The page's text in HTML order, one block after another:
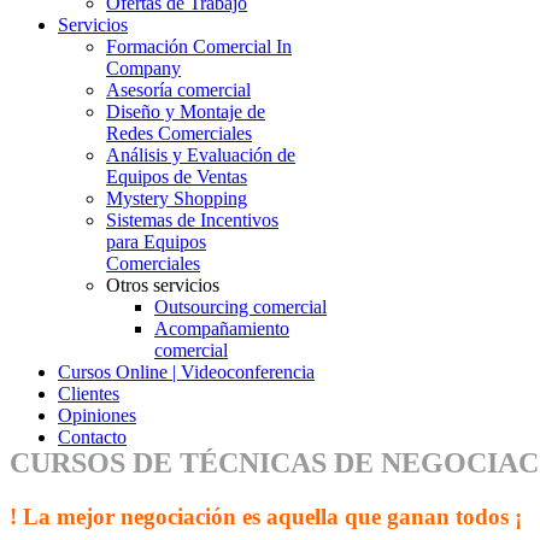
Servicios
Formación Comercial In
Company
Asesoría comercial
Diseño y Montaje de
Redes Comerciales
Análisis y Evaluación de
Equipos de Ventas
Mystery Shopping
Sistemas de Incentivos
para Equipos
Comerciales
Otros servicios
Outsourcing comercial
Acompañamiento
comercial
Cursos Online | Videoconferencia
Clientes
Opiniones
Contacto
CURSOS DE TÉCNICAS DE
! La mejor negociación es aquella que ganan todos ¡